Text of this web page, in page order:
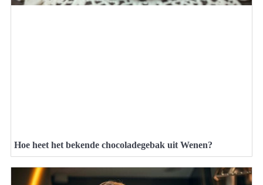
Hoe heet het bekende chocoladegebak uit Wenen?